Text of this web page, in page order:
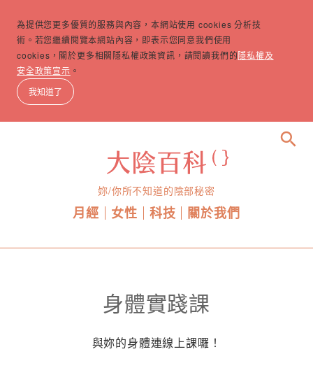
為提供您更多優質的服務與內容，本網站使用 cookies 分析技
術。若您繼續閱覽本網站內容，即表示您同意我們使用
cookies，關於更多相關隱私權政策資訊，請閱讀我們的隱私權及
安全政策宣示 。
我知道了
妳/你所不知道的陰部秘密
月經 女性 科技 關於我們
search
身體實踐課
與妳的身體連線上課囉！